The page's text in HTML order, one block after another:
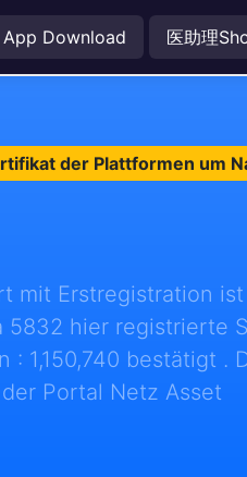
App Download 医助理
der Plattformen um
mit Erstregistration
5832 hier registrierte
1,150,740 bestätigt .
Portal Netz Asset